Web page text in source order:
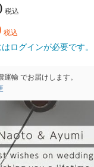
税込
税込
ログインが必要です。
運輸 でお届けします。